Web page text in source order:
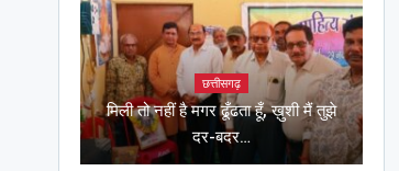
छत्तीसगढ़
मिली तो नहीं है मगर ढूँढता हूँ, ख़ुशी मैं तुझे
दर-बदर…